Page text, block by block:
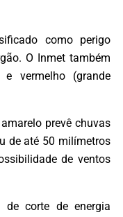
como perigo
O Inmet também
vermelho (grande
prevê chuvas
de até 50 milímetros
de ventos
corte de energia